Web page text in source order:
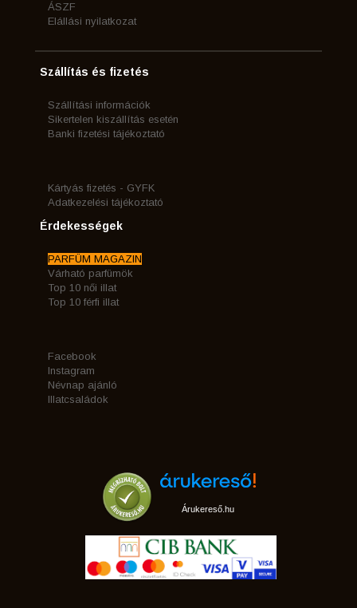
ÁSZF
Elállási nyilatkozat
Szállítás és fizetés
Szállítási információk
Sikertelen kiszállítás esetén
Banki fizetési tájékoztató
Kártyás fizetés - GYFK
Adatkezelési tájékoztató
Érdekességek
PARFÜM MAGAZIN
Várható parfümök
Top 10 női illat
Top 10 férfi illat
Facebook
Instagram
Névnap ajánló
Illatcsaládok
Árukereső.hu